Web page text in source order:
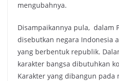
mengubahnya.
Disampaikannya pula, dalam
disebutkan negara Indonesia
yang berbentuk republik.
karakter bangsa dibutuhkan
Karakter yang dibangun pada